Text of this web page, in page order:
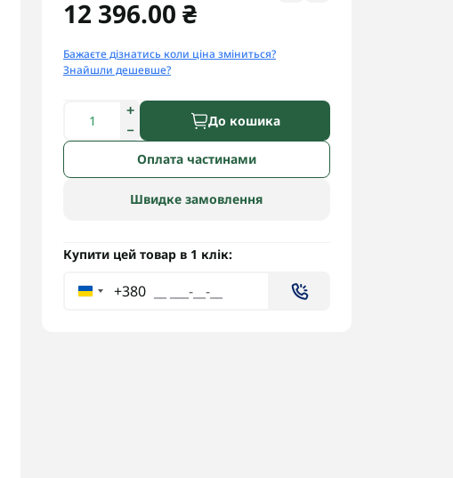
12 396.00 ₴
Бажаєте дізнатись коли ціна зміниться?
Знайшли дешевше?
До кошика
Оплата частинами
Швидке замовлення
Купити цей товар в 1 клік:
+380